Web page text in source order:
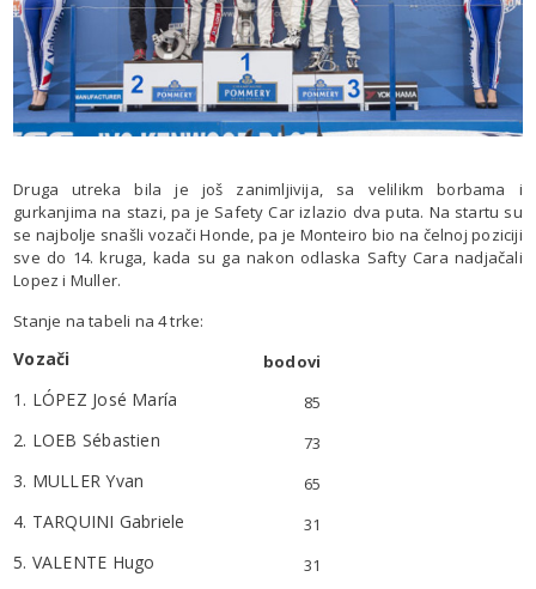
Druga utreka bila je još zanimljivija, sa velilikm borbama i
gurkanjima na stazi, pa je Safety Car izlazio dva puta. Na startu su
se najbolje snašli vozači Honde, pa je Monteiro bio na čelnoj poziciji
sve do 14. kruga, kada su ga nakon odlaska Safty Cara nadjačali
Lopez i Muller.
Stanje na tabeli na 4 trke:
Vozači bodovi
1. LÓPEZ José María 85
2. LOEB Sébastien 73
3. MULLER Yvan 65
4. TARQUINI Gabriele 31
5. VALENTE Hugo 31